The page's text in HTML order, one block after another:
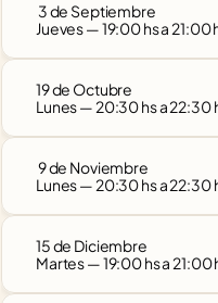
3 de Septiembre
Jueves — 19:00 hs a 21:00
19 de Octubre
Lunes — 20:30 hs a 22:30
9 de Noviembre
Lunes — 20:30 hs a 22:30
15 de Diciembre
Martes — 19:00 hs a 21:00